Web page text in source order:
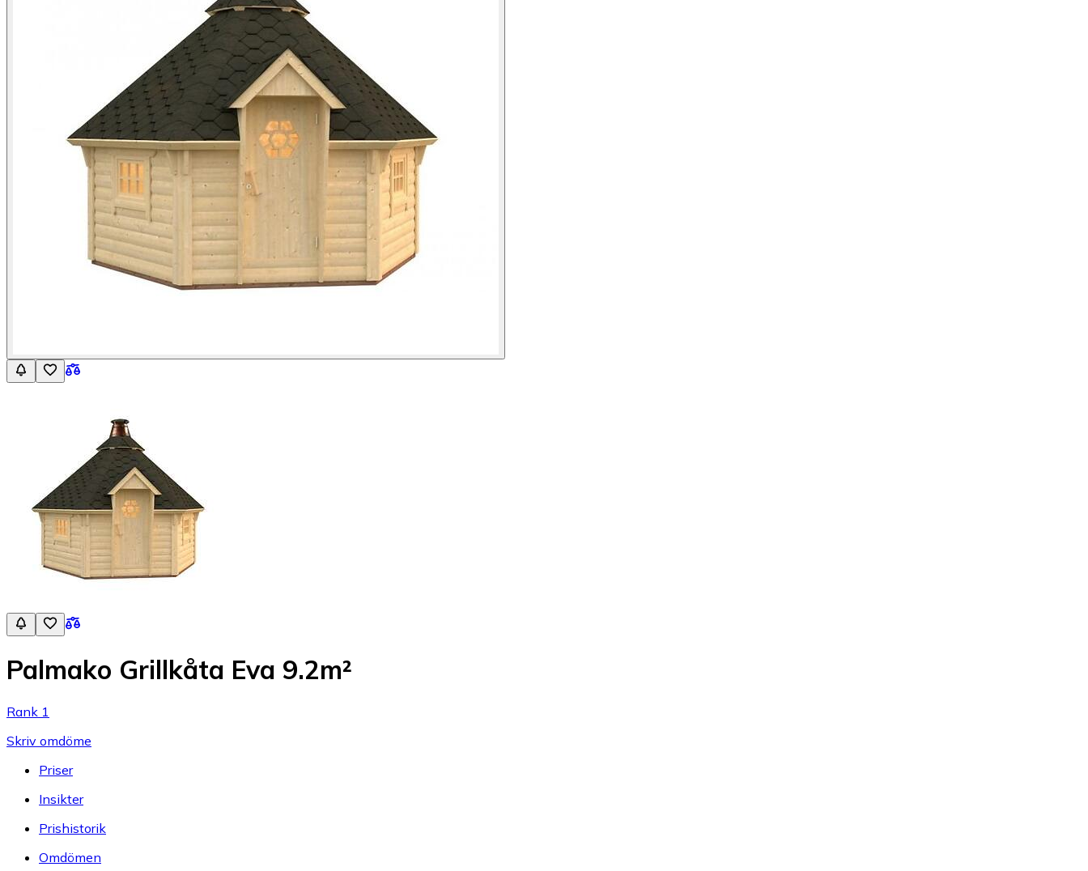
Palmako Grillkåta Eva 9.2m²
Rank 1
Skriv omdöme
Priser
Insikter
Prishistorik
Omdömen